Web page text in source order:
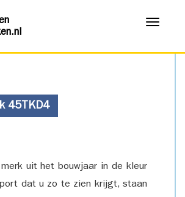
Menu
45TKD4
uit het bouwjaar in de kleur
dat u zo te zien krijgt, staan